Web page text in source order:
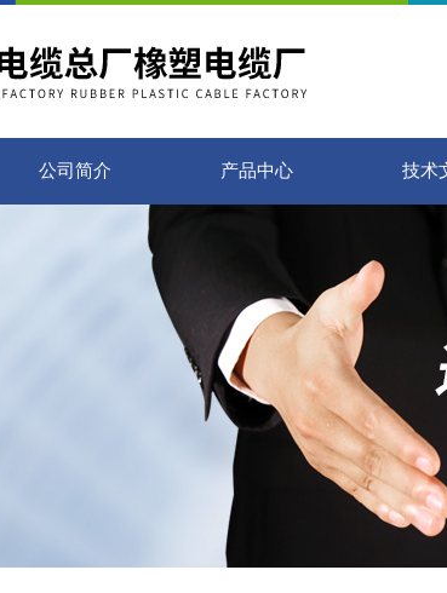
公司简介 产品中心 技术